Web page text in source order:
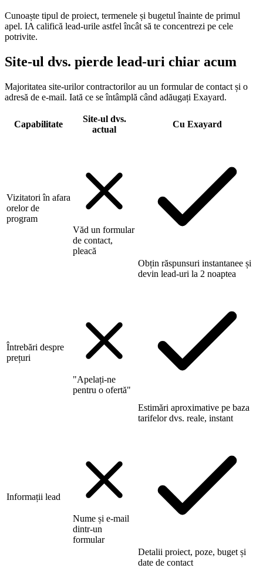
Cunoaște tipul de proiect, termenele și bugetul înainte de primul
apel. IA califică lead-urile astfel încât să te concentrezi pe cele
potrivite.
Site-ul dvs. pierde lead-uri chiar acum
Majoritatea site-urilor contractorilor au un formular de contact și o
adresă de e-mail. Iată ce se întâmplă când adăugați Exayard.
Capabilitate
Site-ul dvs.
actual
Cu Exayard
Vizitatori în afara
orelor de
program
Văd un formular
de contact,
pleacă
Obțin răspunsuri instantanee și
devin lead-uri la 2 noaptea
Întrebări despre
prețuri
"Apelați-ne
pentru o ofertă"
Estimări aproximative pe baza
tarifelor dvs. reale, instant
Informații lead
Nume și e-mail
dintr-un
formular
Detalii proiect, poze, buget și
date de contact